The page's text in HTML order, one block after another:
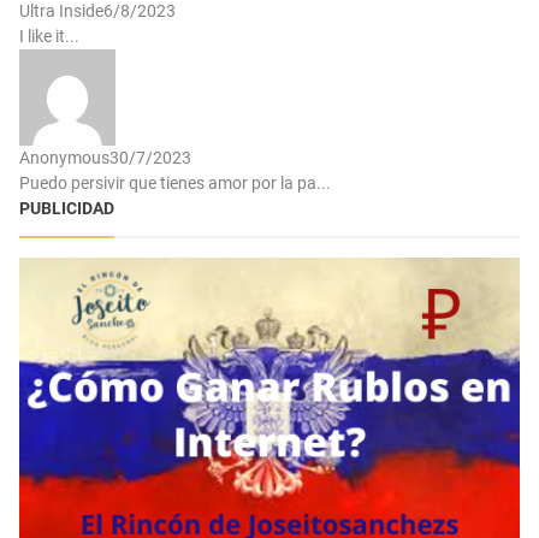
Ultra Inside6/8/2023
I like it...
Anonymous30/7/2023
Puedo persivir que tienes amor por la pa...
PUBLICIDAD